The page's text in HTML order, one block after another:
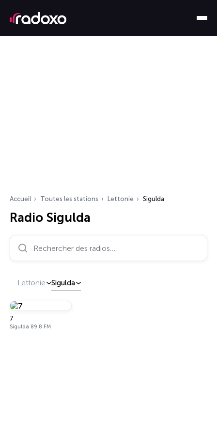
Accueil Toutes les stations Lettonie Sigulda
Radio Sigulda
Rechercher des radios…
Lettonie Sigulda
7
Sigulda 89.8 FM